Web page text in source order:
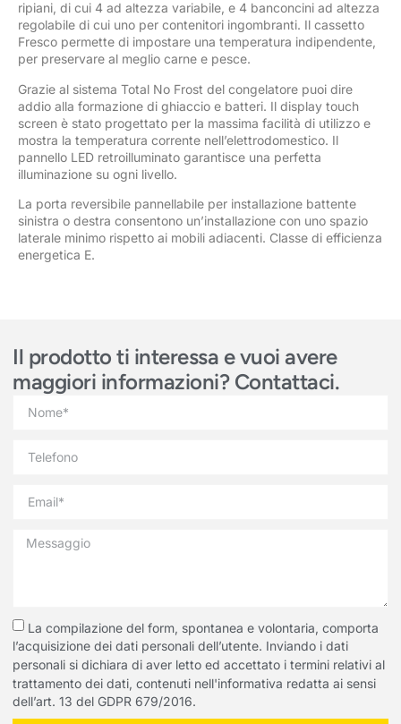
ripiani, di cui 4 ad altezza variabile, e 4 banconcini ad altezza
regolabile di cui uno per contenitori ingombranti. Il cassetto
Fresco permette di impostare una temperatura indipendente,
per preservare al meglio carne e pesce.
Grazie al sistema Total No Frost del congelatore puoi dire
addio alla formazione di ghiaccio e batteri. Il display touch
screen è stato progettato per la massima facilità di utilizzo e
mostra la temperatura corrente nell’elettrodomestico. Il
pannello LED retroilluminato garantisce una perfetta
illuminazione su ogni livello.
La porta reversibile pannellabile per installazione battente
sinistra o destra consentono un’installazione con uno spazio
laterale minimo rispetto ai mobili adiacenti. Classe di efficienza
energetica E.
Il prodotto ti interessa e vuoi avere
maggiori informazioni? Contattaci.
La compilazione del form, spontanea e volontaria, comporta
l’acquisizione dei dati personali dell’utente. Inviando i dati
personali si dichiara di aver letto ed accettato i termini relativi al
trattamento dei dati, contenuti nell'informativa redatta ai sensi
dell’art. 13 del GDPR 679/2016.